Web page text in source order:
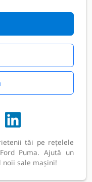
tăi pe rețelele
Puma. Ajută un
noii sale mașini!